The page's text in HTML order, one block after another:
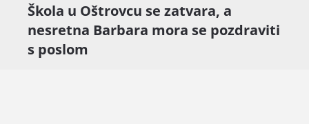
Škola u Oštrovcu se zatvara, a
nesretna Barbara mora se pozdraviti
s poslom